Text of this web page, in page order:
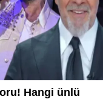
Hangi ünlü